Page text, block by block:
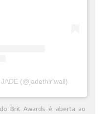
(@jadethirlwall)
Brit Awards é aberta ao